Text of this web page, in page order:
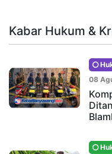
Kabar Hukum &
08